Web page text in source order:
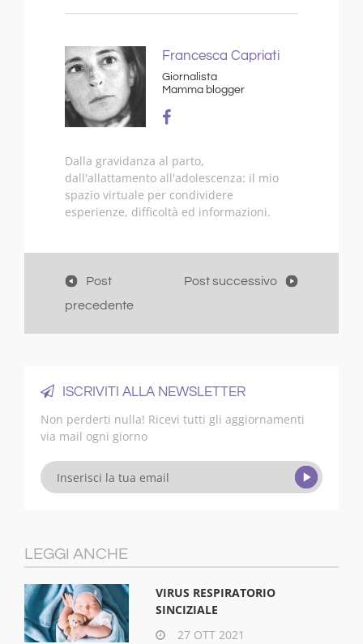
Francesca Capriati
Giornalista
Mamma blogger
Dalla gravidanza al parto,
dall'allattamento all'adolescenza: il mio
spazio virtuale per condividere
esperienze, difficoltà ed informazioni.
Post
precedente
Post successivo
ISCRIVITI ALLA NEWSLETTER
Non perderti nulla! Ricevi tutti gli aggiornamenti
via mail ogni giorno
LEGGI ANCHE
VIRUS RESPIRATORIO
SINCIZIALE
27 OTT 2021